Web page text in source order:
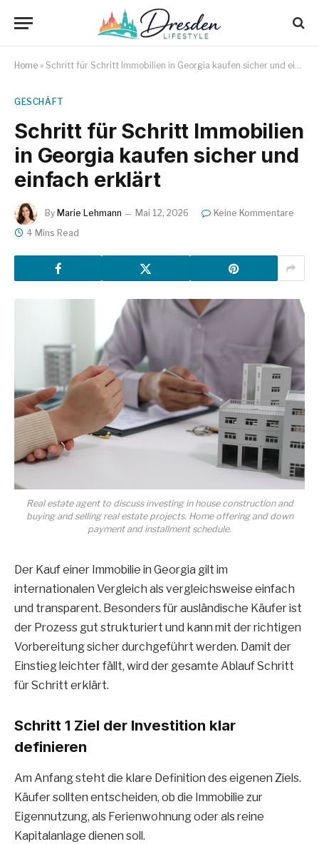
Home » Schritt für Schritt Immobilien in Georgia kaufen sicher und einfach erklärt
GESCHÄFT
Schritt für Schritt Immobilien
in Georgia kaufen sicher und
einfach erklärt
By Marie Lehmann Mai 12, 2026
Keine Kommentare
4 Mins Read
Real estate agent to discuss investing in house construction and
buying and selling real estate projects. Home offering and down
payment and installment schedule.
Der Kauf einer Immobilie in Georgia gilt im
internationalen Vergleich als vergleichsweise einfach
und transparent. Besonders für ausländische Käufer ist
der Prozess gut strukturiert und kann mit der richtigen
Vorbereitung sicher durchgeführt werden. Damit der
Einstieg leichter fällt, wird der gesamte Ablauf Schritt
für Schritt erklärt.
Schritt 1 Ziel der Investition klar
definieren
Am Anfang steht die klare Definition des eigenen Ziels.
Käufer sollten entscheiden, ob die Immobilie zur
Eigennutzung, als Ferienwohnung oder als reine
Kapitalanlage dienen soll.